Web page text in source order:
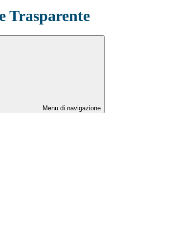
Trasparente
Menu di navigazione